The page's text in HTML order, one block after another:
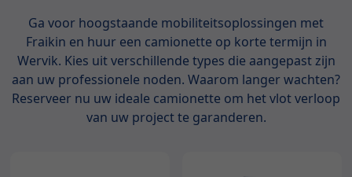
Ga voor hoogstaande mobiliteitsoplossingen met
Fraikin en huur een camionette op korte termijn in
Wervik. Kies uit verschillende types die aangepast zijn
aan uw professionele noden. Waarom langer wachten?
Reserveer nu uw ideale camionette om het vlot verloop
van uw project te garanderen.